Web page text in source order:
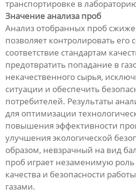
транспортировке в
Значение анализа проб
Анализ отобранных проб
позволяет контролировать его
соответствие стандартам
предотвратить попадание в
некачественного сырья,
ситуации и обеспечить
потребителей. Результаты
для оптимизации
повышения эффективности
улучшения экологической
образом, невзрачный на вид
проб играет незаменимую
качества и безопасности
газами.